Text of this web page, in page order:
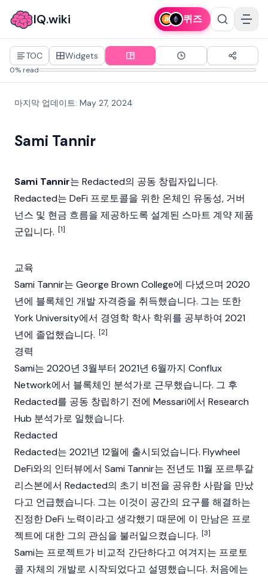
IQ.wiki 퀴즈
TOC Widgets
0% read
마지막 업데이트: May 27, 2024
Sami Tannir
Sami Tannir는 Redacted의 공동 창립자입니다.
Redacted는 DeFi 프로토콜을 위한 온체인 유동성, 거버
넌스 및 현금 흐름을 제공하도록 설계된 스마트 계약제품
군입니다. [1]
교육
Sami Tannir는 George Brown College에 다녔으며 2020
년에 블록체인 개발 자격증을 취득했습니다. 그는 또한
York University에서 경영학 학사 학위를 공부하여 2021
년에 졸업했습니다. [2]
경력
Sami는 2020년 3월부터 2021년 6월까지 Conflux
Network에서 블록체인 분석가로 근무했습니다. 그 후
Redacted를 공동 창립하기 전에 Messari에서 Research
Hub 분석가로 일했습니다.
Redacted
Redacted는 2021년 12월에 출시되었습니다. Flywheel
DeFi와의 인터뷰에서 Sami Tannir는 전년도 11월 포르투갈
리스본에서 Redacted의 초기 비전을 공유한 사람을 만났
다고 언급했습니다. 그는 이것이 공간의 요구를 해결하는
진정한 DeFi 노력이라고 생각했기 때문에 이 만남은 프로
젝트에 대한 그의 관심을 불러일으켰습니다. [3]
Sami는 프로젝트가 비교적 간단하다고 여겨지는 프로토
콜 자체의 개발로 시작되었다고 설명했습니다. 처음에는